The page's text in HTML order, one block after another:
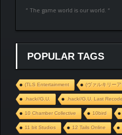
” The game world is our world. “
POPULAR TAGS
(TLS Entertainment (ヴァルキリー
.hack//G.U. .hack//G.U. Last
10 Chamber Collective 10bird
11 bit Studios 12 Tails Online